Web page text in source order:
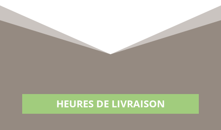
HEURES DE LIVRAISON